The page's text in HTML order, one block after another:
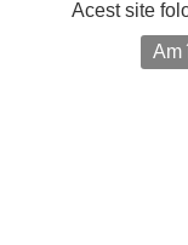
Acest site
Am